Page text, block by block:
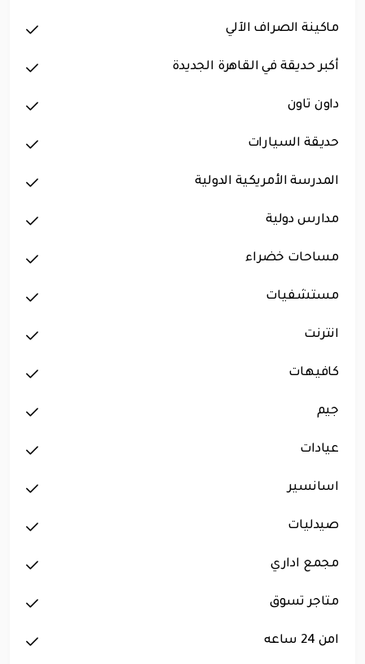
ماكينة الصراف الآلي
أكبر حديقة في القاهرة الجديدة
داون تاون
حديقة السيارات
المدرسة الأمريكية الدولية
مدارس دولية
مساحات خضراء
مستشفيات
انترنت
كافيهات
جيم
عيادات
اسانسير
صيدليات
مجمع اداري
متاجر تسوق
امن 24 ساعه